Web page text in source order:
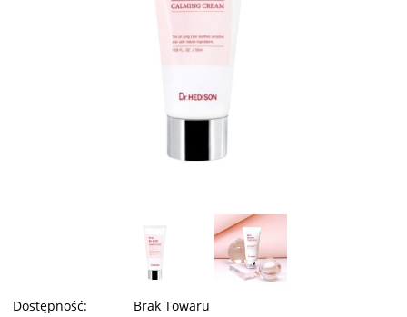
Dostępność: Brak Towaru